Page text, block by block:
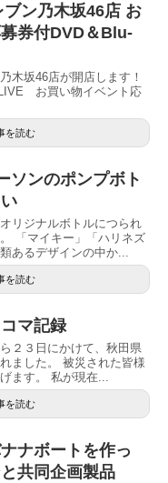
ン乃木坂46店 お
券付DVD＆Blu-
木坂46店が開店します！
お買い物イベント応
を読む
ソンのポンプボト
リジナルボトルにつられ
「マイキー」「ハリネズ
あるデザインの中か...
を読む
マ記録
２３日にかけて、秋田県
ました。 被災された皆様
ます。 私が現在...
を読む
ナボートを作っ
共同企画製品